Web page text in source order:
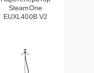
SteamOne
EUXL400B V2